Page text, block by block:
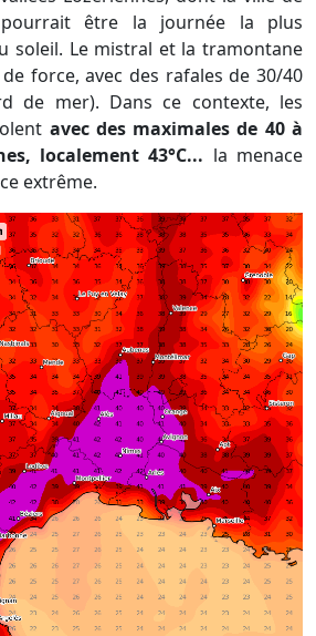
être la journée la plus
soleil. Le mistral et la tramontane
force, avec des rafales de 30/40
de mer). Dans ce contexte, les
avec des maximales de 40 à
localement 43°C... la menace
extrême.